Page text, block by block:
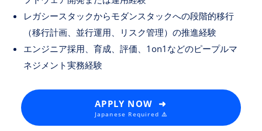
レガシースタックからモダンスタックへの段階的移行
（移行計画、並行運用、リスク管理）の推進経験
エンジニア採用、育成、評価、1on1などのピープルマ
ネジメント実務経験
APPLY NOW ➜
Japanese Required ⚠️